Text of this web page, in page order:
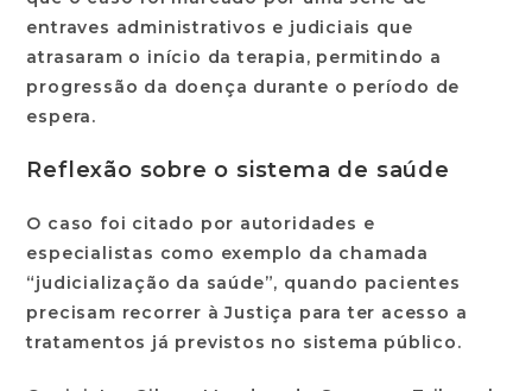
entraves administrativos e judiciais que
atrasaram o início da terapia, permitindo a
progressão da doença durante o período de
espera.
Reflexão sobre o sistema de saúde
O caso foi citado por autoridades e
especialistas como exemplo da chamada
“judicialização da saúde”, quando pacientes
precisam recorrer à Justiça para ter acesso a
tratamentos já previstos no sistema público.